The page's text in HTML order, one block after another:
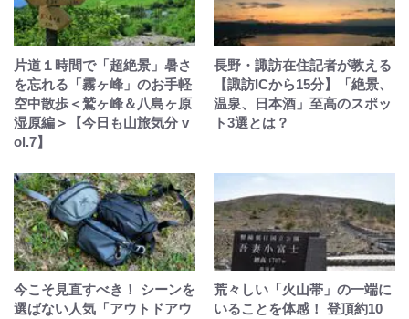
片道１時間で「超絶景」暑さ
を忘れる「霧ヶ峰」のお手軽
空中散歩＜鷲ヶ峰＆八島ヶ原
湿原編＞【今日も山旅気分 v
ol.7】
長野・諏訪在住記者が教える
【諏訪ICから15分】「絶景、
温泉、日本酒」至高のスポッ
ト3選とは？
今こそ見直すべき！ シーンを
選ばない人気「アウトドアウ
荒々しい「火山帯」の一端に
いることを体感！ 登頂約10